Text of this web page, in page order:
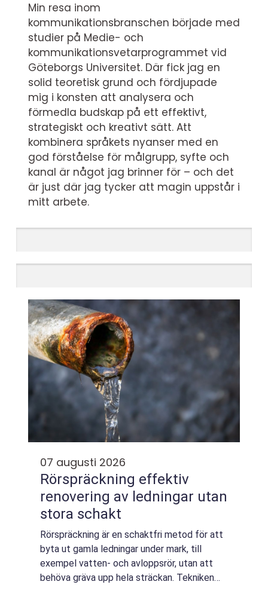
Min resa inom
kommunikationsbranschen började med
studier på Medie- och
kommunikationsvetarprogrammet vid
Göteborgs Universitet. Där fick jag en
solid teoretisk grund och fördjupade
mig i konsten att analysera och
förmedla budskap på ett effektivt,
strategiskt och kreativt sätt. Att
kombinera språkets nyanser med en
god förståelse för målgrupp, syfte och
kanal är något jag brinner för – och det
är just där jag tycker att magin uppstår i
mitt arbete.
07 augusti 2026
Rörspräckning effektiv
renovering av ledningar utan
stora schakt
Rörspräckning är en schaktfri metod för att
byta ut gamla ledningar under mark, till
exempel vatten- och avloppsrör, utan att
behöva gräva upp hela sträckan. Tekniken